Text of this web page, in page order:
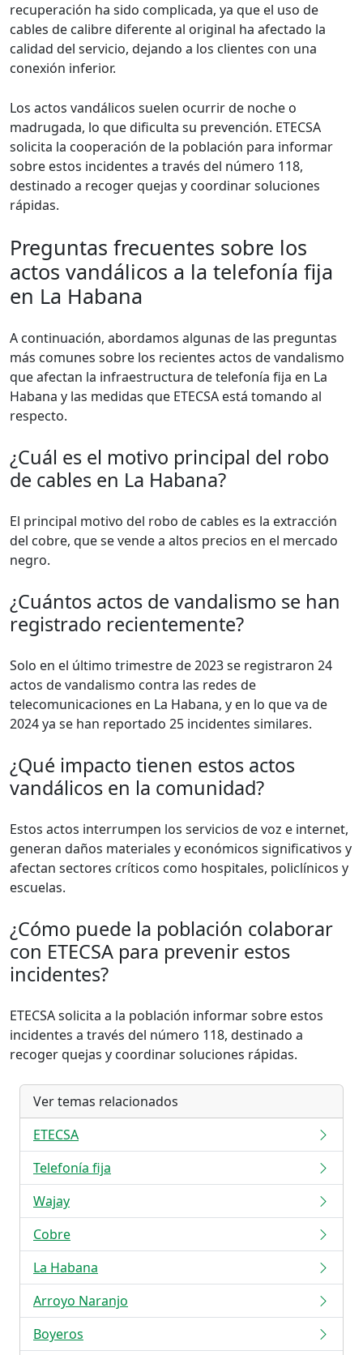
recuperación ha sido complicada, ya que el uso de
cables de calibre diferente al original ha afectado la
calidad del servicio, dejando a los clientes con una
conexión inferior.
Los actos vandálicos suelen ocurrir de noche o
madrugada, lo que dificulta su prevención. ETECSA
solicita la cooperación de la población para informar
sobre estos incidentes a través del número 118,
destinado a recoger quejas y coordinar soluciones
rápidas.
Preguntas frecuentes sobre los
actos vandálicos a la telefonía fija
en La Habana
A continuación, abordamos algunas de las preguntas
más comunes sobre los recientes actos de vandalismo
que afectan la infraestructura de telefonía fija en La
Habana y las medidas que ETECSA está tomando al
respecto.
¿Cuál es el motivo principal del robo
de cables en La Habana?
El principal motivo del robo de cables es la extracción
del cobre, que se vende a altos precios en el mercado
negro.
¿Cuántos actos de vandalismo se han
registrado recientemente?
Solo en el último trimestre de 2023 se registraron 24
actos de vandalismo contra las redes de
telecomunicaciones en La Habana, y en lo que va de
2024 ya se han reportado 25 incidentes similares.
¿Qué impacto tienen estos actos
vandálicos en la comunidad?
Estos actos interrumpen los servicios de voz e internet,
generan daños materiales y económicos significativos y
afectan sectores críticos como hospitales, policlínicos y
escuelas.
¿Cómo puede la población colaborar
con ETECSA para prevenir estos
incidentes?
ETECSA solicita a la población informar sobre estos
incidentes a través del número 118, destinado a
recoger quejas y coordinar soluciones rápidas.
Ver temas relacionados
ETECSA
Telefonía fija
Wajay
Cobre
La Habana
Arroyo Naranjo
Boyeros